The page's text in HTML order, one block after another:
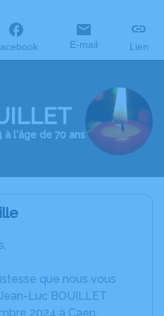
E-mail Lien
l'âge de 70 ans
que nous vous
Luc BOUILLET
2024 à Caen.